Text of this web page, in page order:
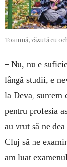
Toamnă, văzută cu
– Nu, nu e
lângă studii, e
la Deva, suntem
pentru profesia
au vrut să ne
Cluj să ne
am luat